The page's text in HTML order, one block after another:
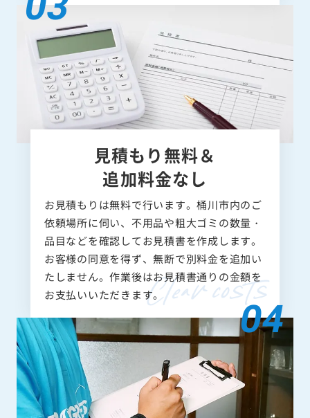
見積もり無料＆
追加料金なし
お見積もりは無料で行います。桶川市内のご
依頼場所に伺い、不用品や粗大ゴミの数量・
品目などを確認してお見積書を作成します。
お客様の同意を得ず、無断で別料金を追加い
たしません。作業後はお見積書通りの金額を
お支払いいただきます。